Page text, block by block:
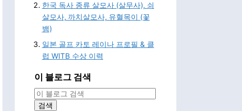
한국 독사 종류 살모사 (살무사), 쇠
살모사, 까치살모사, 유혈목이 (꽃
뱀)
일본 골프 카토 레이나 프로필 & 클
럽 WITB 수상 이력
이 블로그 검색